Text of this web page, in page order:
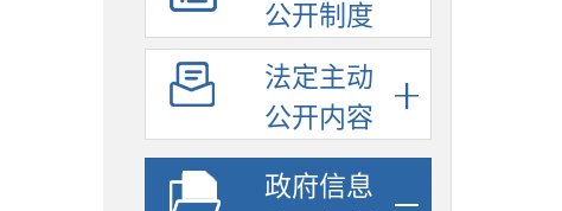
公开制度
法定主动
公开内容
政府信息